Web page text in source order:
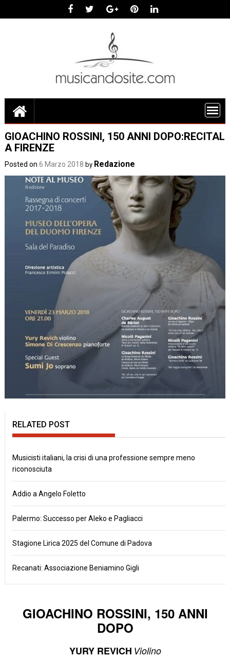
GIOACHINO ROSSINI, 150 ANNI DOPO:RECITAL
A FIRENZE
Posted on6 Marzo 2018 by Redazione
RELATED POST
Musicisti italiani, la crisi di una professione sempre meno
riconosciuta
Addio a Angelo Foletto
Palermo: Successo per Aleko e Pagliacci
Stagione Lirica 2025 del Comune di Padova
Recanati: Associazione Beniamino Gigli
GIOACHINO ROSSINI, 150 ANNI
DOPO
YURY REVICH Violino